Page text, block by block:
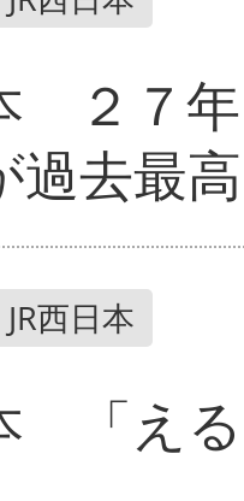
２７
過去最高
JR西日本
「え